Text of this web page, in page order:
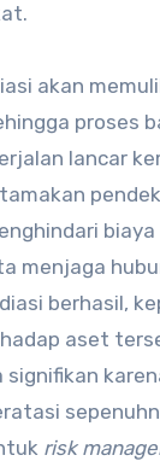
akan
proses
lancar
biaya
menjaga
berhasil,
aset
risk